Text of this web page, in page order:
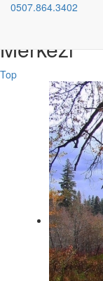
Merkezi
Top
0507.864.3402